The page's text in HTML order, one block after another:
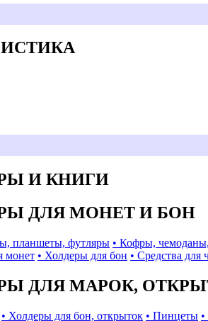
И КНИГИ
ДЛЯ МОНЕТ И БОН
планшеты, футляры • Кофры,
монет • Холдеры для бон • Средства для
ДЛЯ МАРОК,
• Холдеры для бон, открыток • Пинцеты